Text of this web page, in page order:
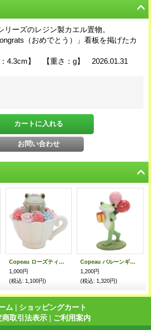
リーズのレジン製カエル置物。
（おめでとう）」看板を掲げたカ
：4.3cm】 【重さ：g】 2026.01.31
Copeau ローズティーなコポミ
1,000円
(税込: 1,100円)
Copeau バルーンギフトのカエル
1,200円
(税込: 1,320円)
ム | ショッピングカート
商取引法表示 | ご利用案内